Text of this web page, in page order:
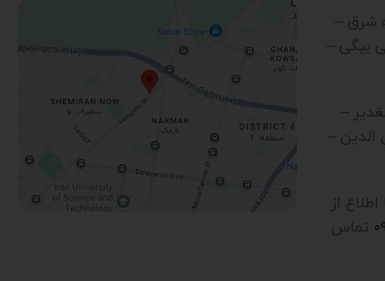
به شرق –
بیگی –
–
الدین –
از
تماس